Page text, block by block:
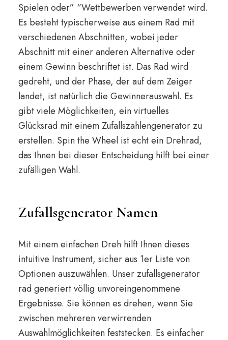
Spielen oder” “Wettbewerben verwendet wird.
Es besteht typischerweise aus einem Rad mit
verschiedenen Abschnitten, wobei jeder
Abschnitt mit einer anderen Alternative oder
einem Gewinn beschriftet ist. Das Rad wird
gedreht, und der Phase, der auf dem Zeiger
landet, ist natürlich die Gewinnerauswahl. Es
gibt viele Möglichkeiten, ein virtuelles
Glücksrad mit einem Zufallszahlengenerator zu
erstellen. Spin the Wheel ist echt ein Drehrad,
das Ihnen bei dieser Entscheidung hilft bei einer
zufälligen Wahl.
Zufallsgenerator Namen
Mit einem einfachen Dreh hilft Ihnen dieses
intuitive Instrument, sicher aus 1er Liste von
Optionen auszuwählen. Unser zufallsgenerator
rad generiert völlig unvoreingenommene
Ergebnisse. Sie können es drehen, wenn Sie
zwischen mehreren verwirrenden
Auswahlmöglichkeiten feststecken. Es einfacher